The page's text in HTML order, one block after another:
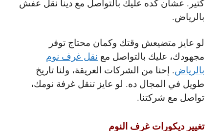
كتير. عشان كده عليك بالتواصل مع دينا نقل عفش
بالرياض.
لو عايز متضيعش وقتك وكمان محتاج توفر
مجهودك، عليك بالتواصل مع نقل غرف نوم
بالرياض. إحنا من الشركات العريقة، ولنا تاريخ
طويل في المجال ده. لو عايز تنقل غرفة نومك،
تواصل مع شركتنا.
تغيير ديكورات غرف النوم